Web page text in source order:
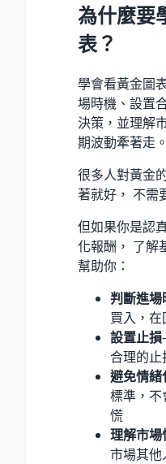
為什麼要
表？
學會看黃金圖
場時機、設置
決策，並理解
期波動牽著走。
很多人對黃金
著就好， 不需
但如果你是認
化報酬， 了解
幫助你：
判斷進場
買入，
設置止損
合理的止
避免情緒
標準，不
慌
理解市場
市場其他